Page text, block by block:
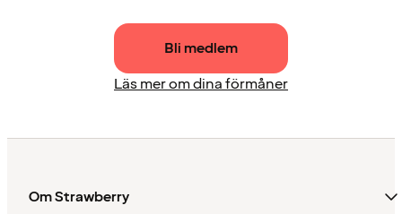
Bli medlem
Läs mer om dina förmåner
Om Strawberry